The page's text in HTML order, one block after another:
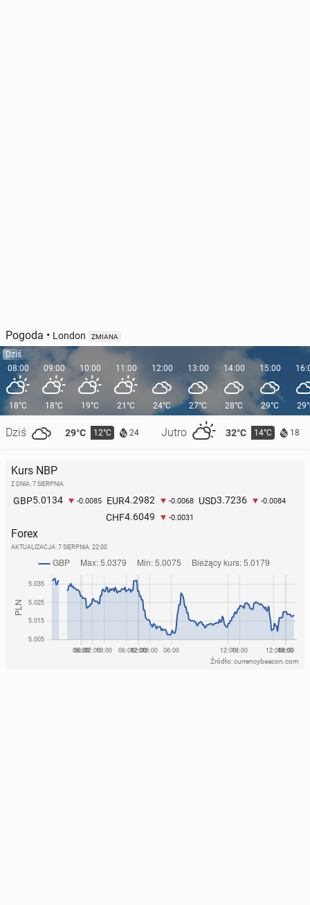
Pogoda • London ZMIANA
Dziś
08:00
18°C
Dziś 29°C 12°C 24 Jutro 32°C 14°C 18
09:00
18°C
10:00
19°C
11:00
21°C
12:00
24°C
13:00
27°C
14:00
28°C
15:00
29°C
Kurs NBP
Z DNIA: 7 SIERPNIA
GBP5.0134 -0.0085 EUR4.2982 -0.0068 USD3.7236 -0.0084
CHF4.6049 -0.0031
Forex
AKTUALIZACJA: 7 SIERPNIA, 22:00
Źródło: currencybeacon.com